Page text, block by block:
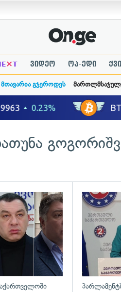
×T ვიდეო ოპ-ედი
მთავარია გჯეროდეს
გადახედვა